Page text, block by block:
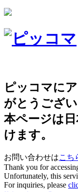
ピッコマに
がとうござい
本ページは
けます。
お問い合わせはこち
Thank you for
Unfortunately, this
For inquiries, please